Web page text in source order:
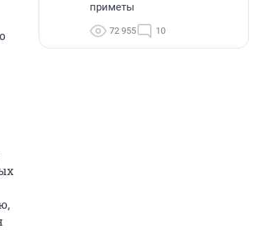
приметы
72 955 10